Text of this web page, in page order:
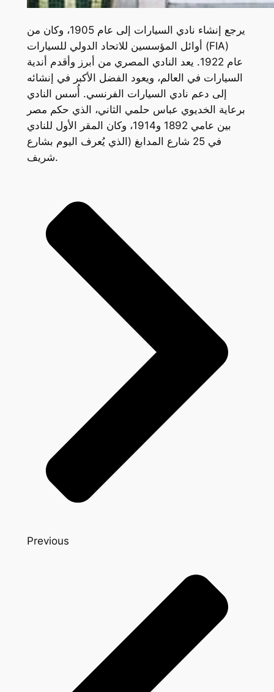
يرجع إنشاء نادي السيارات إلى عام 1905، وكان من
أوائل المؤسسين للاتحاد الدولي للسيارات (FIA)
عام 1922. يعد النادي المصري من أبرز وأقدم أندية
السيارات في العالم، ويعود الفضل الأكبر في إنشائه
إلى دعم نادي السيارات الفرنسي. أُسس النادي
برعاية الخديوي عباس حلمي الثاني، الذي حكم مصر
بين عامي 1892 و1914، وكان المقر الأول للنادي
في 25 شارع المدابغ (الذي يُعرف اليوم بشارع
شريف.
Previous